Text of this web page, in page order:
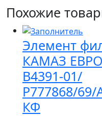
Похожие
Элемент
КАМАЗ
В4391-01/
Р777868/69/
КФ